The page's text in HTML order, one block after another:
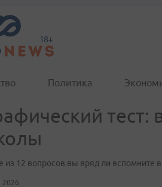
Политика
из 12 вопросов вы вряд ли вспомните
2026